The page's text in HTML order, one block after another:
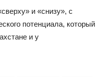
и «снизу», с
потенциала, который
и у